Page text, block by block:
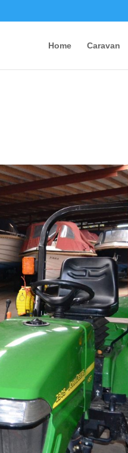
Home Caravan